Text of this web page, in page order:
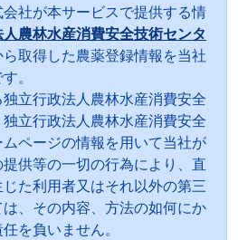
社が本サービスで提供する情
農林水産消費安全技術センタ
ら取得した農薬登録情報を当社
。
立行政法人農林水産消費安全
立行政法人農林水産消費安全
ページの情報を用いて当社が
供等の一切の行為により、直
た利用者又はそれ以外の第三
、その内容、方法の如何にか
を負いません。